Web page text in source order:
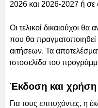
2026 και 2026-2027 ή
Οι τελικοί δικαιούχοι
που θα πραγματοποιηθεί
αιτήσεων. Τα
ιστοσελίδα του
Έκδοση και χρήση
Για τους επιτυχόντες, η